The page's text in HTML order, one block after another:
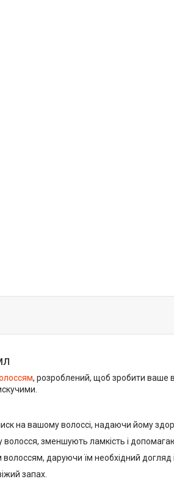
, розроблений, щоб зробити ваше
на вашому волоссі, надаючи йому
волосся, зменшують ламкість і
даруючи їм необхідний догляд і
запах.